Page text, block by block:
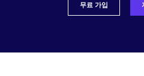
무료 가입